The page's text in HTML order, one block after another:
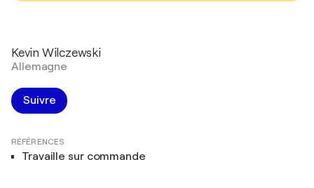
Kevin Wilczewski
Allemagne
Suivre
RÉFÉRENCES
Travaille sur commande